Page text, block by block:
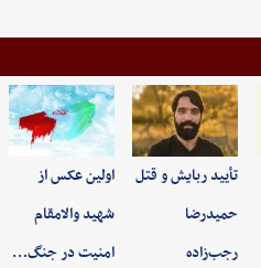
تأیید ربایش و قتل
حمیدرضا
رجب‌زاده
اولین عکس از
شهید والامقام
امنیت در جنگ…